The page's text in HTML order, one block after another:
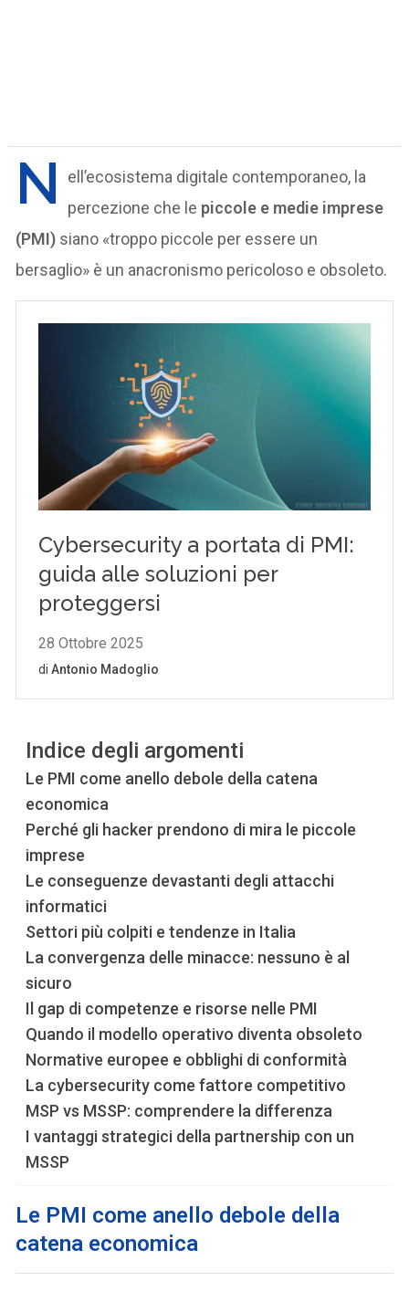
N
ell’ecosistema digitale contemporaneo, la
percezione che le piccole e medie imprese
(PMI) siano «troppo piccole per essere un
bersaglio» è un anacronismo pericoloso e obsoleto.
Indice degli argomenti
Le PMI come anello debole della catena
economica
Perché gli hacker prendono di mira le piccole
imprese
Le conseguenze devastanti degli attacchi
informatici
Settori più colpiti e tendenze in Italia
La convergenza delle minacce: nessuno è al
sicuro
Il gap di competenze e risorse nelle PMI
Quando il modello operativo diventa obsoleto
Normative europee e obblighi di conformità
La cybersecurity come fattore competitivo
MSP vs MSSP: comprendere la differenza
I vantaggi strategici della partnership con un
MSSP
Le PMI come anello debole della
catena economica